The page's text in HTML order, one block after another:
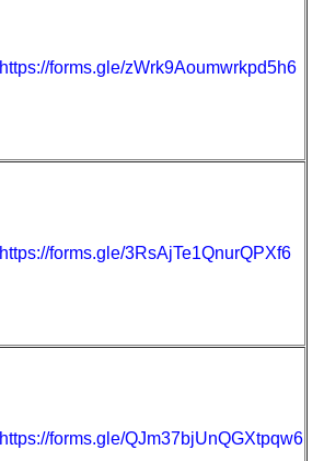
https://forms.gle/zWrk9Aoumwrkpd5h6
https://forms.gle/3RsAjTe1QnurQPXf6
https://forms.gle/QJm37bjUnQGXtpqw6